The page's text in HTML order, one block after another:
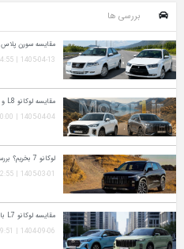
بررسی ها
مقایسه سورن پلاس TU5P و دنا پلاس EF7P؛ کدام به‌ صرفه‌ تر است؟
1405-04-13 | 4:55 ب.ظ
مقایسه لوکانو L8 و فونیکس F9 ؛ برادران جدا از هم
1405-04-04 | 10:00 ب.ظ
لوکانو 7 بخریم؟ بررسی کامل، قیمت و مشخصات فنی
1405-03-01 | 12:55 ب.ظ
مقایسه لوکانو L7 با تیگو 7 پرو مکس دو دیفرانسیل AWD
1404-09-06 | 9:51 ب.ظ